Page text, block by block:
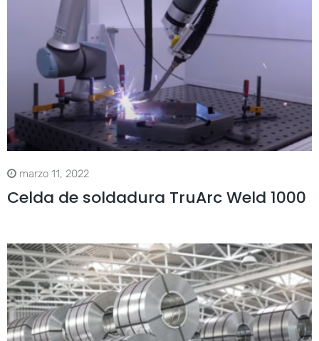
marzo 11, 2022
Celda de soldadura TruArc Weld 1000